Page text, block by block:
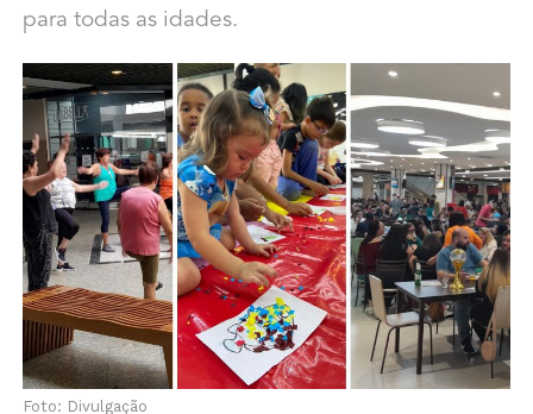
para todas as idades.
Foto: Divulgação